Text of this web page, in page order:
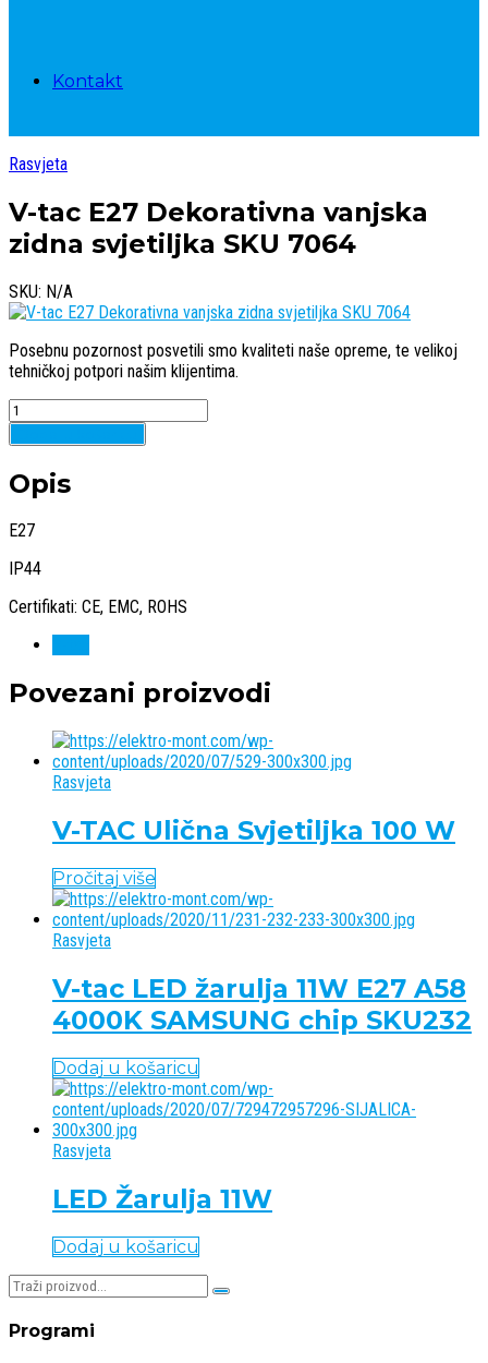
Kontakt
Rasvjeta
V-tac E27 Dekorativna vanjska
zidna svjetiljka SKU 7064
SKU: N/A
Posebnu pozornost posvetili smo kvaliteti naše opreme, te velikoj
tehničkoj potpori našim klijentima.
Quantity
Opis
E27
IP44
Certifikati: CE, EMC, ROHS
Povezani proizvodi
Rasvjeta
V-TAC Ulična Svjetiljka 100 W
Pročitaj više
Rasvjeta
V-tac LED žarulja 11W E27 A58
4000K SAMSUNG chip SKU232
Dodaj u košaricu
Rasvjeta
LED Žarulja 11W
Dodaj u košaricu
Pretraživaj:
Programi